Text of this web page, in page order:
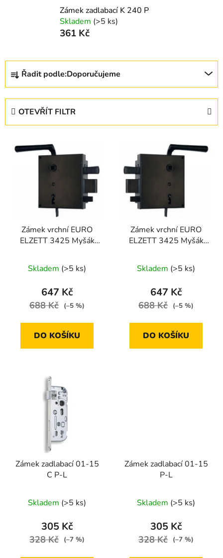
Zámek zadlabací K 240 P
Skladem (>5 ks)
361 Kč
Ř
z
Řadit podle:Doporučujeme
OTEVŘÍT FILTR
Zámek vrchní EURO
ELZETT 3425 Myšák
Skladem (>5 ks)
647 Kč
688 Kč (–5 %)
DO KOŠÍKU
Zámek vrchní EURO
ELZETT 3425 Myšák
Skladem (>5 ks)
647 Kč
688 Kč (–5 %)
DO KOŠÍKU
Zámek zadlabací 01-15
C P-L
Skladem (>5 ks)
305 Kč
328 Kč (–7 %)
Zámek zadlabací 01-15
P-L
Skladem (>5 ks)
305 Kč
328 Kč (–7 %)